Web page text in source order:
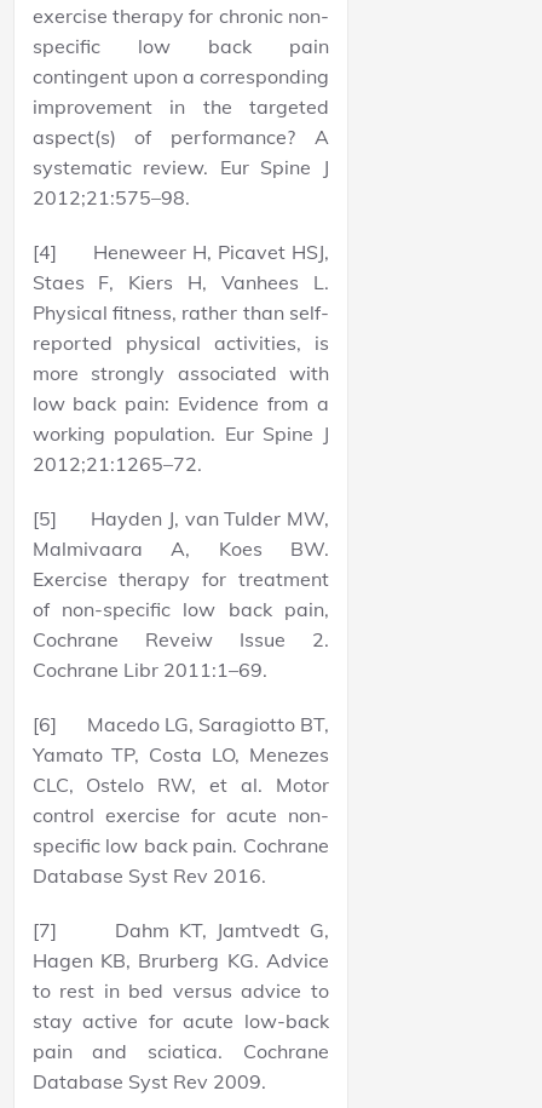
exercise therapy for chronic non-
specific low back pain
contingent upon a corresponding
improvement in the targeted
aspect(s) of performance? A
systematic review. Eur Spine J
2012;21:575–98.
[4] Heneweer H, Picavet HSJ,
Staes F, Kiers H, Vanhees L.
Physical fitness, rather than self-
reported physical activities, is
more strongly associated with
low back pain: Evidence from a
working population. Eur Spine J
2012;21:1265–72.
[5] Hayden J, van Tulder MW,
Malmivaara A, Koes BW.
Exercise therapy for treatment
of non-specific low back pain,
Cochrane Reveiw Issue 2.
Cochrane Libr 2011:1–69.
[6] Macedo LG, Saragiotto BT,
Yamato TP, Costa LO, Menezes
CLC, Ostelo RW, et al. Motor
control exercise for acute non-
specific low back pain. Cochrane
Database Syst Rev 2016.
[7] Dahm KT, Jamtvedt G,
Hagen KB, Brurberg KG. Advice
to rest in bed versus advice to
stay active for acute low-back
pain and sciatica. Cochrane
Database Syst Rev 2009.